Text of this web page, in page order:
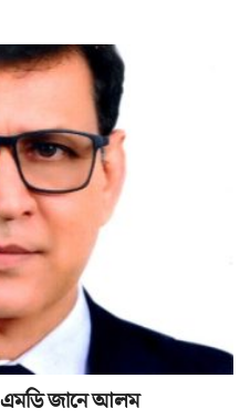
এমডি জানে আলম